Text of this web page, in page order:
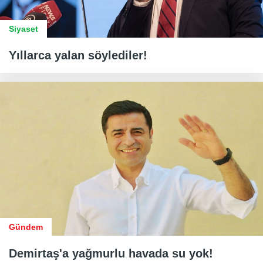
Siyaset
Yıllarca yalan söylediler!
Gündem
Demirtaş'a yağmurlu havada su yok!